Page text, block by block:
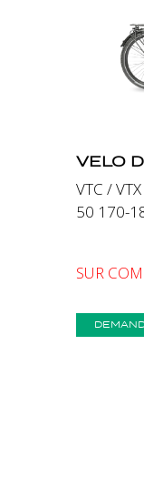
VELO
VTC /
50 170-
SUR